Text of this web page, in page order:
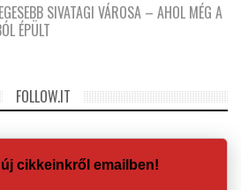
SIVATAGI VÁROSA – AHOL MÉG A
ÉPÜLT
FOLLOW.IT
cikkeinkről emailben!